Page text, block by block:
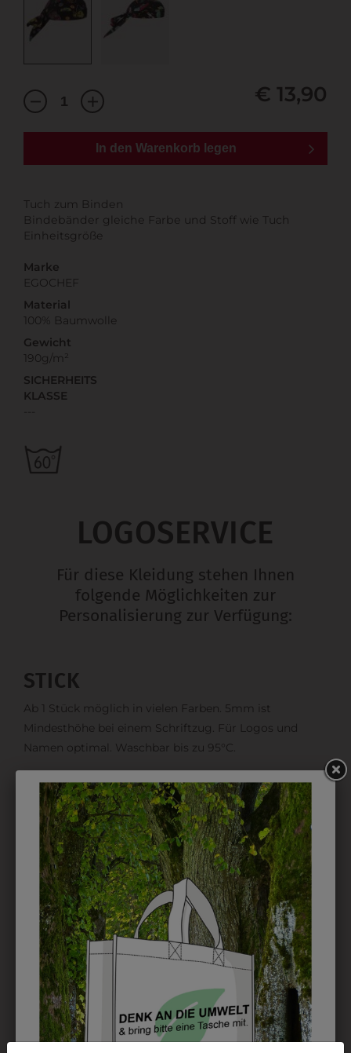
€ 13,90
In den Warenkorb legen
Tuch zum Binden
Bindebänder gleiche Farbe und Stoff wie Tuch
Einheitsgröße
Marke
EGOCHEF
Material
100% Baumwolle
Gewicht
190g/m²
SICHERHEITS
KLASSE
LOGOSERVICE
Für diese Kleidung stehen Ihnen
folgende Möglichkeiten zur
Personalisierung zur Verfügung:
STICK
Ab 1 Stück möglich in vielen Farben. 5mm ist
Mindesthöhe bei einem Schriftzug. Für Logos und
Namen optimal. Waschbar bis zu 95°C.
EMBLEM
Kann gestickt oder bedruckt werden. Sehr vielseitig
einsetzbar und beim Sticken wieder ab 1 Stück
möglich.
DRUCK
Perfekt für große Logos und für kleine Details, jedoch
kostet jede Farbe extra und ist erst ab 12 Stück
möglich. Waschbar bis zu 60°C.